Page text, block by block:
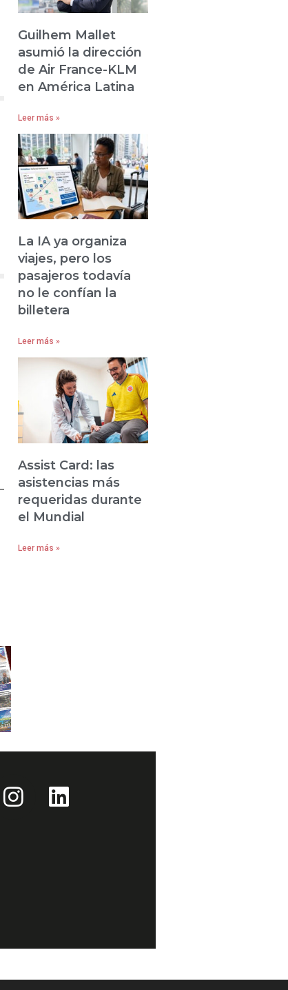
Guilhem Mallet
asumió la dirección
de Air France-KLM
en América Latina
Leer más »
La IA ya organiza
viajes, pero los
pasajeros todavía
no le confían la
billetera
Leer más »
Assist Card: las
asistencias más
requeridas durante
el Mundial
Leer más »